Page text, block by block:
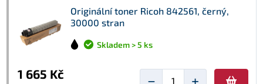
Originální toner Ricoh 842561, černý,
30000 stran
Skladem > 5 ks
1 665 Kč − +